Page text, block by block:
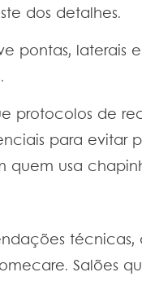
dos detalhes.
pontas, laterais
protocolos de
para evitar
usa
técnicas,
Salões